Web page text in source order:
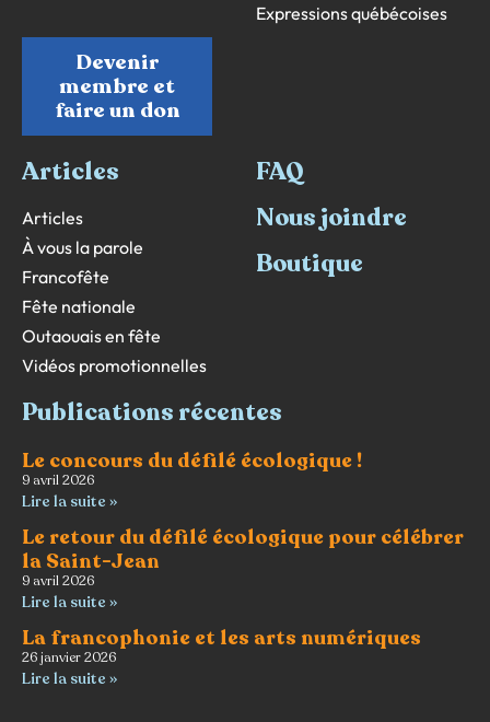
Devenir
membre et
faire un don
Expressions québécoises
Articles
Articles
À vous la parole
Francofête
Fête nationale
Outaouais en fête
Vidéos promotionnelles
FAQ
Nous joindre
Boutique
Publications récentes
Le concours du défilé écologique !
9 avril 2026
Lire la suite »
Le retour du défilé écologique pour célébrer
la Saint-Jean
9 avril 2026
Lire la suite »
La francophonie et les arts numériques
26 janvier 2026
Lire la suite »